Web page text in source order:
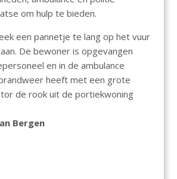
p
p
n
om hulp te bieden.
een pannetje te lang op het vuur
De bewoner is opgevangen
en in de ambulance
heeft met een grote
de rook uit de portiekwoning
Bergen